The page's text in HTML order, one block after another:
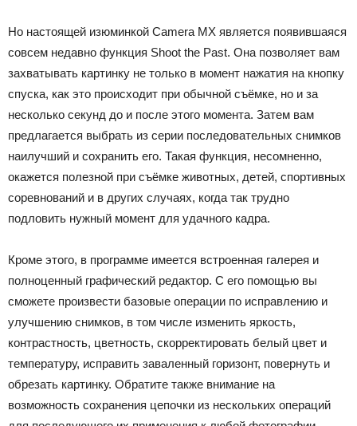
Но настоящей изюминкой Camera MX является появившаяся
совсем недавно функция Shoot the Past. Она позволяет вам
захватывать картинку не только в момент нажатия на кнопку
спуска, как это происходит при обычной съёмке, но и за
несколько секунд до и после этого момента. Затем вам
предлагается выбрать из серии последовательных снимков
наилучший и сохранить его. Такая функция, несомненно,
окажется полезной при съёмке животных, детей, спортивных
соревнований и в других случаях, когда так трудно
подловить нужный момент для удачного кадра.
Кроме этого, в программе имеется встроенная галерея и
полноценный графический редактор. С его помощью вы
сможете произвести базовые операции по исправлению и
улучшению снимков, в том числе изменить яркость,
контрастность, цветность, скорректировать белый цвет и
температуру, исправить заваленный горизонт, повернуть и
обрезать картинку. Обратите также внимание на
возможность сохранения цепочки из нескольких операций